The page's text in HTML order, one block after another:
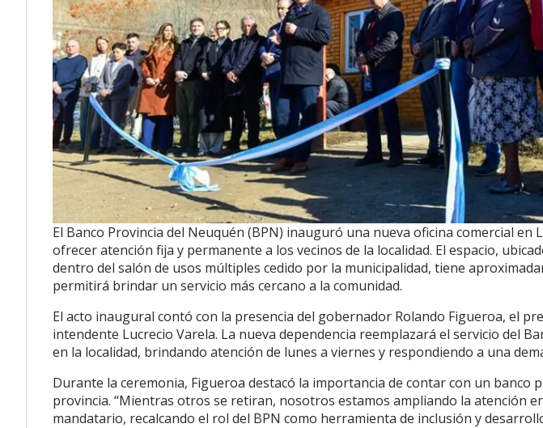
El Banco Provincia del Neuquén (BPN) inauguró una nueva oficina comercial en
ofrecer atención fija y permanente a los vecinos de la localidad. El espacio,
dentro del salón de usos múltiples cedido por la municipalidad, tiene
permitirá brindar un servicio más cercano a la comunidad.
El acto inaugural contó con la presencia del gobernador Rolando Figueroa, el
intendente Lucrecio Varela. La nueva dependencia reemplazará el servicio del
en la localidad, brindando atención de lunes a viernes y respondiendo a una
Durante la ceremonia, Figueroa destacó la importancia de contar con un banco
provincia. “Mientras otros se retiran, nosotros estamos ampliando la atención
mandatario, recalcando el rol del BPN como herramienta de inclusión y